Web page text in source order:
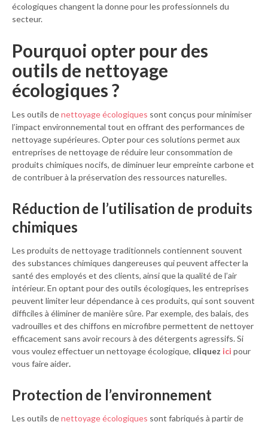
écologiques changent la donne pour les professionnels du
secteur.
Pourquoi opter pour des
outils de nettoyage
écologiques ?
Les outils denettoyage écologiques sont conçus pour minimiser
l’impact environnemental tout en offrant des performances de
nettoyage supérieures. Opter pour ces solutions permet aux
entreprises de nettoyage de réduire leur consommation de
produits chimiques nocifs, de diminuer leur empreinte carbone et
de contribuer à la préservation des ressources naturelles.
Réduction de l’utilisation de produits
chimiques
Les produits de nettoyage traditionnels contiennent souvent
des substances chimiques dangereuses qui peuvent affecter la
santé des employés et des clients, ainsi que la qualité de l’air
intérieur. En optant pour des outils écologiques, les entreprises
peuvent limiter leur dépendance à ces produits, qui sont souvent
difficiles à éliminer de manière sûre. Par exemple, des balais, des
vadrouilles et des chiffons en microfibre permettent de nettoyer
efficacement sans avoir recours à des détergents agressifs. Si
vous voulez effectuer un nettoyage écologique, cliquez ici pour
vous faire aider.
Protection de l’environnement
Les outils denettoyage écologiques sont fabriqués à partir de